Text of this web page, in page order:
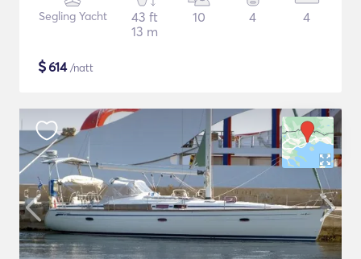
Segling Yacht
43 ft
13 m
10 4 4
$614/natt